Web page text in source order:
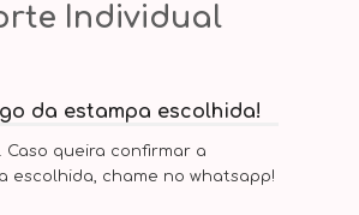
Individual
da estampa escolhida!
. Caso queira confirmar a
escolhida, chame no whatsapp!